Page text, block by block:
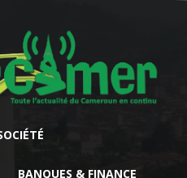
BANQUES & FINANCE